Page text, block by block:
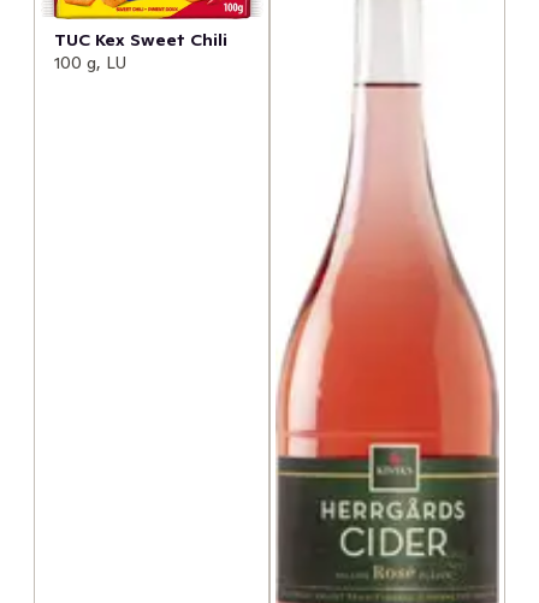
TUC Kex Sweet Chili
100 g, LU